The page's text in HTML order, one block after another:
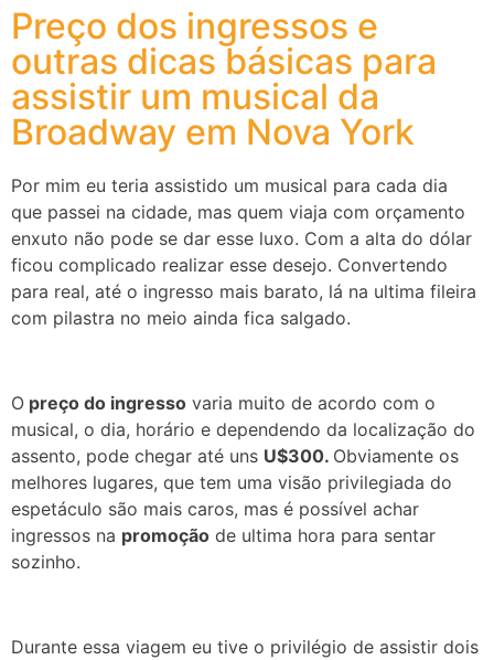
Preço dos ingressos e
outras dicas básicas para
assistir um musical da
Broadway em Nova York
Por mim eu teria assistido um musical para cada dia
que passei na cidade, mas quem viaja com orçamento
enxuto não pode se dar esse luxo. Com a alta do dólar
ficou complicado realizar esse desejo. Convertendo
para real, até o ingresso mais barato, lá na ultima fileira
com pilastra no meio ainda fica salgado.
O preço do ingresso varia muito de acordo com o
musical, o dia, horário e dependendo da localização do
assento, pode chegar até uns U$300. Obviamente os
melhores lugares, que tem uma visão privilegiada do
espetáculo são mais caros, mas é possível achar
ingressos na promoção de ultima hora para sentar
sozinho.
Durante essa viagem eu tive o privilégio de assistir dois